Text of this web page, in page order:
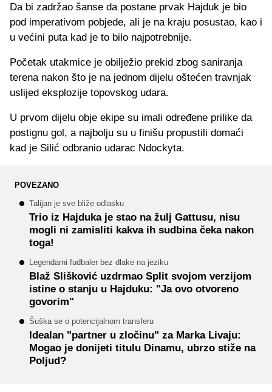
Da bi zadržao šanse da postane prvak Hajduk je bio
pod imperativom pobjede, ali je na kraju posustao, kao i
u većini puta kad je to bilo najpotrebnije.
Početak utakmice je obilježio prekid zbog saniranja
terena nakon što je na jednom dijelu oštećen travnjak
uslijed eksplozije topovskog udara.
U prvom dijelu obje ekipe su imali određene prilike da
postignu gol, a najbolju su u finišu propustili domaći
kad je Silić odbranio udarac Ndockyta.
POVEZANO
Talijan je sve bliže odlasku
Trio iz Hajduka je stao na žulj Gattusu, nisu
mogli ni zamisliti kakva ih sudbina čeka nakon
toga!
Legendarni fudbaler bez dlake na jeziku
Blaž Slišković uzdrmao Split svojom verzijom
istine o stanju u Hajduku: "Ja ovo otvoreno
govorim"
Šuška se o potencijalnom transferu
Idealan "partner u zločinu" za Marka Livaju:
Mogao je donijeti titulu Dinamu, ubrzo stiže na
Poljud?